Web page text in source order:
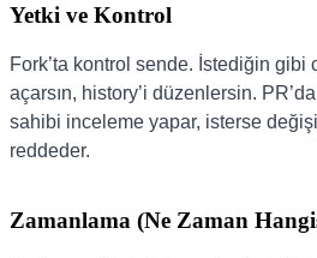
Yetki ve Kontrol
Fork’ta kontrol sende. İstediğin gibi
açarsın, history’i düzenlersin.
sahibi inceleme yapar, isterse
reddeder.
Zamanlama (Ne Zaman